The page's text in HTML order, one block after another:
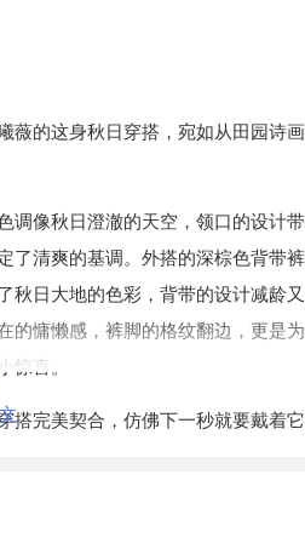
薇的这身秋日穿搭，宛如从田园诗
调像秋日澄澈的天空，领口的设计
了清爽的基调。外搭的深棕色背带
秋日大地的色彩，背带的设计减龄
的慵懒感，裤脚的格纹翻边，更是
喜。
搭完美契合，仿佛下一秒就要戴着
型增添了一份利落感，同时也兼顾